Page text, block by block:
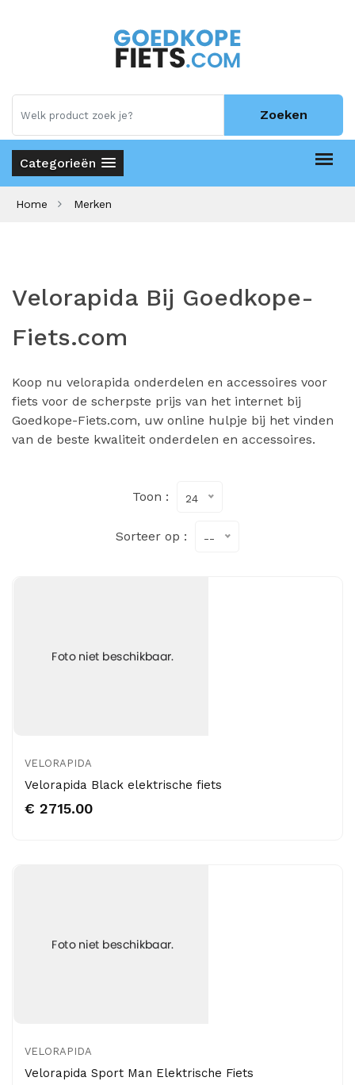
Zoeken
Categorieën
Home Merken
Velorapida Bij Goedkope-
Fiets.com
Koop nu velorapida onderdelen en accessoires voor
fiets voor de scherpste prijs van het internet bij
Goedkope-Fiets.com, uw online hulpje bij het vinden
van de beste kwaliteit onderdelen en accessoires.
Toon : 24
Sorteer op : --
VELORAPIDA
Velorapida Black elektrische fiets
€ 2715.00
VELORAPIDA
Velorapida Sport Man Elektrische Fiets